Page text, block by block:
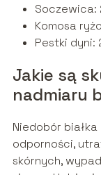
Soczewica:
Komosa
Pestki dyni:
Jakie są
nadmiaru
Niedobór
odporności,
skórnych,